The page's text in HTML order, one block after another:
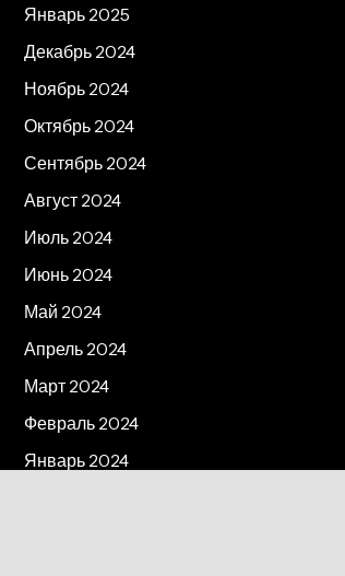
Январь 2025
Декабрь 2024
Ноябрь 2024
Октябрь 2024
Сентябрь 2024
Август 2024
Июль 2024
Июнь 2024
Май 2024
Апрель 2024
Март 2024
Февраль 2024
Январь 2024